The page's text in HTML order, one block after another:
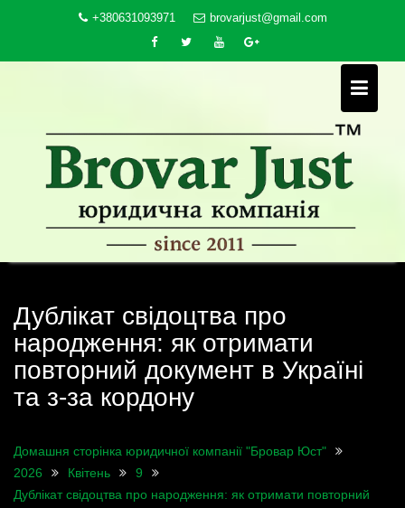
+380631093971 brovarjust@gmail.com
Дублікат свідоцтва про
народження: як отримати
повторний документ в Україні
та з-за кордону
Домашня сторінка юридичної компанії "Бровар Юст"
2026
Квітень
9
Дублікат свідоцтва про народження: як отримати повторний